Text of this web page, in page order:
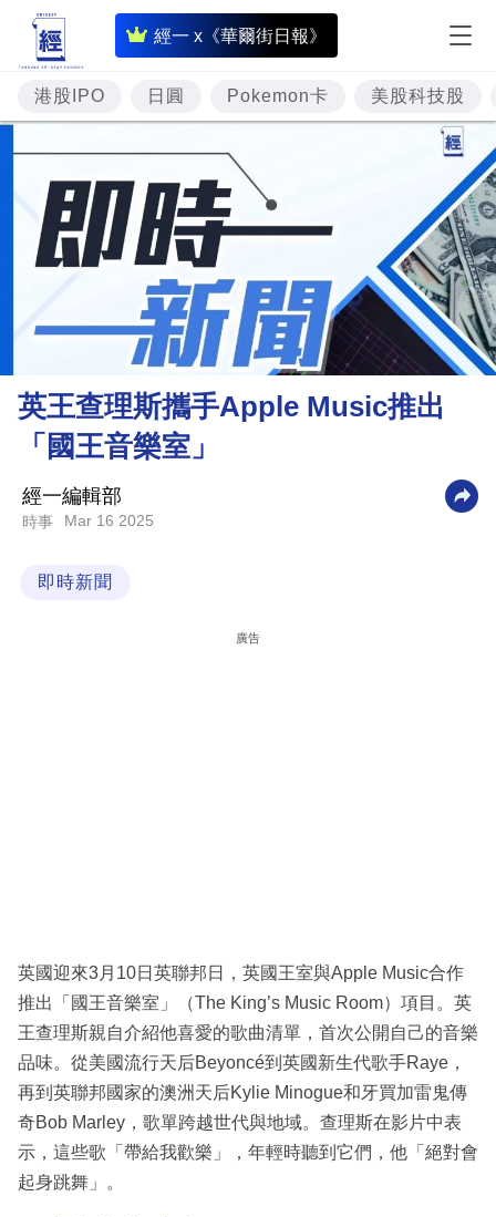
經一 x《華爾街日報》
即
時
財
經
專
題
投
資
樓
市
財
商
科
區
港股IPO 日圓 Pokemon卡 美股科技股
英王查理斯攜手Apple Music推出
「國王音樂室」
經一編輯部
時事 Mar 16 2025
即時新聞
廣告
英國迎來3月10日英聯邦日，英國王室與Apple Music合作
推出「國王音樂室」（The King’s Music Room）項目。英
王查理斯親自介紹他喜愛的歌曲清單，首次公開自己的音樂
品味。從美國流行天后Beyoncé到英國新生代歌手Raye，
再到英聯邦國家的澳洲天后Kylie Minogue和牙買加雷鬼傳
奇Bob Marley，歌單跨越世代與地域。查理斯在影片中表
示，這些歌「帶給我歡樂」，年輕時聽到它們，他「絕對會
起身跳舞」。